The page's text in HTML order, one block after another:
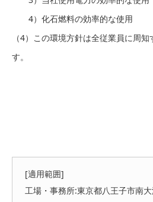
4）化石燃料の効率的な使用
（4）この環境方針は全従業員に周
す。
[適用範囲]
工場・事務所:東京都八王子市南